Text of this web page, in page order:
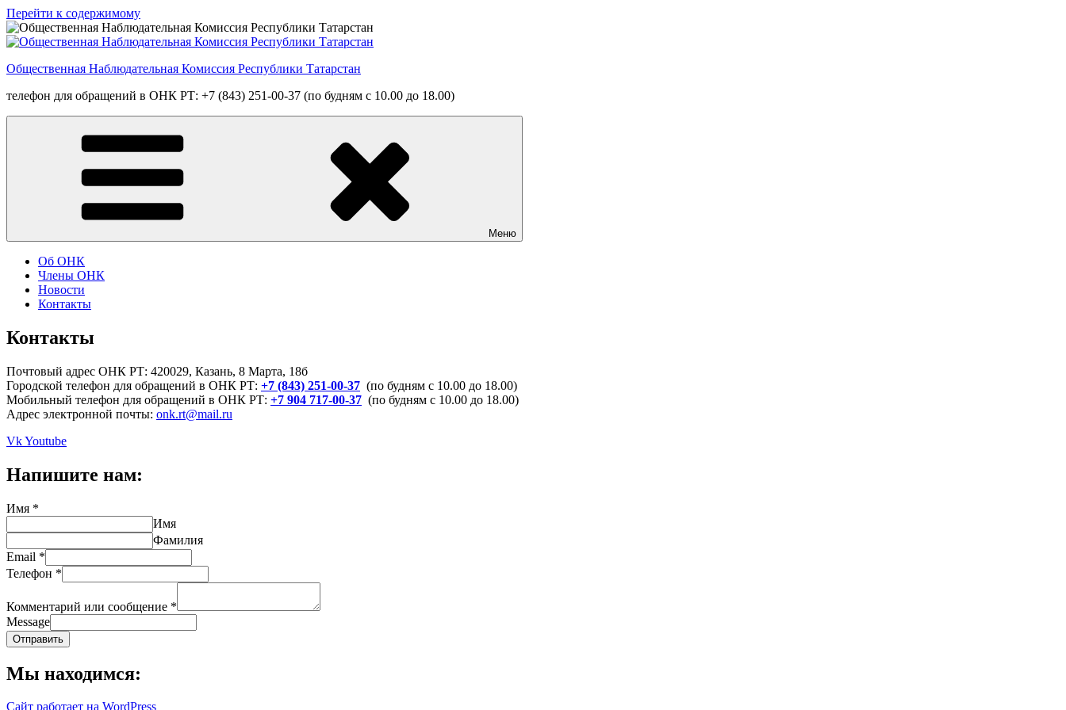
Перейти к содержимому
Общественная Наблюдательная Комиссия Республики Татарстан
телефон для обращений в ОНК РТ: +7 (843) 251-00-37 (по будням с 10.00 до 18.00)
Меню
Об ОНК
Члены ОНК
Новости
Контакты
Контакты
Почтовый адрес ОНК РТ: 420029, Казань, 8 Марта, 18б
Городской телефон для обращений в ОНК РТ: +7 (843) 251-00-37 (по будням с 10.00 до 18.00)
Мобильный телефон для обращений в ОНК РТ: +7 904 717-00-37 (по будням с 10.00 до 18.00)
Адрес электронной почты: onk.rt@mail.ru
VkYoutube
Напишите нам:
Имя *
Имя
Фамилия
Email *
Телефон *
Комментарий или сообщение *
Message
Отправить
Мы находимся:
Сайт работает на WordPress